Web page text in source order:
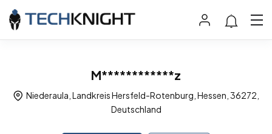
M************z
Niederaula, Landkreis Hersfeld-Rotenburg, Hessen, 36272,
Deutschland